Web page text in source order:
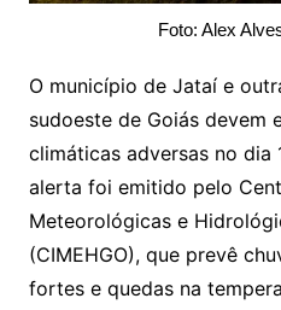
Foto: Alex
O município de Jataí e
sudoeste de Goiás devem
climáticas adversas no dia
alerta foi emitido pelo
Meteorológicas e
(CIMEHGO), que prevê
fortes e quedas na